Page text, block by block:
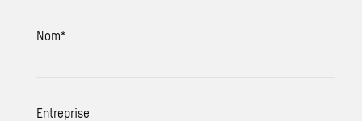
Nom*
Entreprise